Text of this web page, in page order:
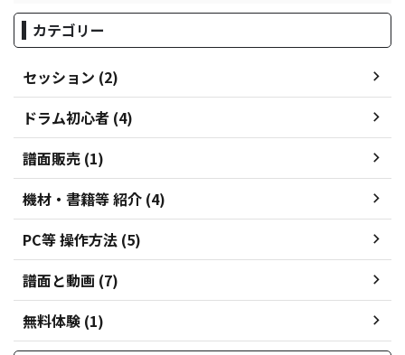
カテゴリー
セッション (2)
ドラム初心者 (4)
譜面販売 (1)
機材・書籍等 紹介 (4)
PC等 操作方法 (5)
譜面と動画 (7)
無料体験 (1)